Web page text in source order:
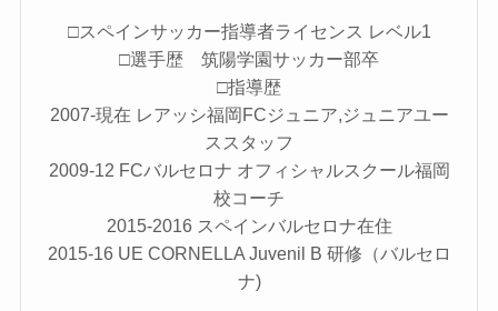
□スペインサッカー指導者ライセンス レベル1
□選手歴 筑陽学園サッカー部卒
□指導歴
2007-現在 レアッシ福岡FCジュニア,ジュニアユー
ススタッフ
2009-12 FCバルセロナ オフィシャルスクール福岡
校コーチ
2015-2016 スペインバルセロナ在住
2015-16 UE CORNELLA Juvenil B 研修（バルセロ
ナ)